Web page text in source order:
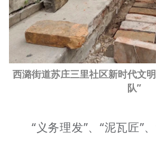
西潞街道苏庄三里社区新时代文
队”
“义务理发”、“泥瓦匠”